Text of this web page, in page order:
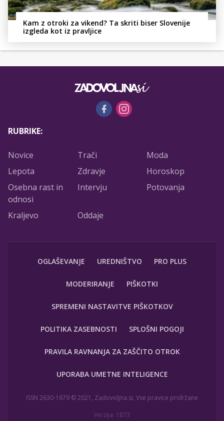
Kam z otroki za vikend? Ta skriti biser Slovenije
izgleda kot iz pravljice
RUBRIKE:
Novice Trači
Moda
Lepota
Zdravje
Horoskop
Osebna rast in
odnosi
Intervju Potovanja
Kraljevo Oddaje
OGLAŠEVANJE UREDNIŠTVO PRO PLUS
MODERIRANJE PIŠKOTKI
SPREMENI NASTAVITVE PIŠKOTKOV
POLITIKA ZASEBNOSTI SPLOŠNI POGOJI
PRAVILA RAVNANJA ZA ZAŠČITO OTROK
UPORABA UMETNE INTELIGENCE
ISSN 2630-1679 © 2021, Zadovoljna.si, Vse pravice pridržane
Verzija: 1873